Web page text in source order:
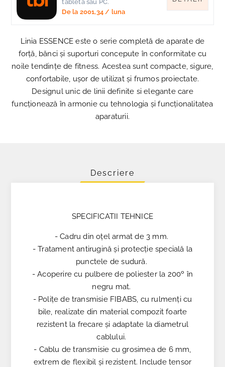
tableta sau PC.
De la 2001,34 / luna
Linia ESSENCE este o serie completă de aparate de
forță, bănci și suporturi concepute în conformitate cu
noile tendințe de fitness. Acestea sunt compacte, sigure,
confortabile, ușor de utilizat și frumos proiectate.
Designul unic de linii definite si elegante care
funcționează în armonie cu tehnologia și funcționalitatea
aparaturii.
Descriere
SPECIFICATII TEHNICE
- Cadru din oțel armat de 3 mm.
- Tratament antirugină și protecție specială la
punctele de sudură.
- Acoperire cu pulbere de poliester la 200º în
negru mat.
- Polițe de transmisie FIBABS, cu rulmenți cu
bile, realizate din material compozit foarte
rezistent la frecare și adaptate la diametrul
cablului.
- Cablu de transmisie cu grosimea de 6 mm,
extrem de flexibil și rezistent. Include tensor